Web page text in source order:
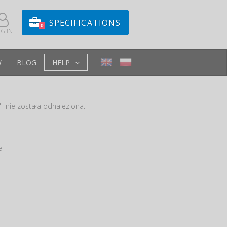
IN
0 SPECIFICATIONS
BLOG HELP
została odnaleziona.